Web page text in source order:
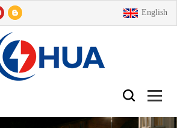
English